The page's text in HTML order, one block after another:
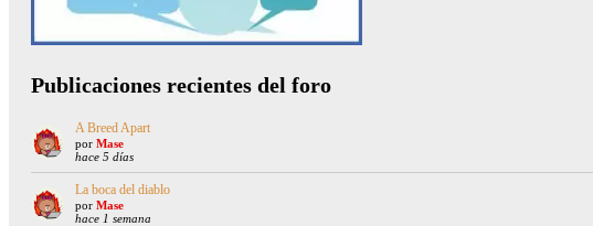
Publicaciones recientes del foro
A Breed Apart
por Mase
hace 5 días
La boca del diablo
por Mase
hace 1 semana